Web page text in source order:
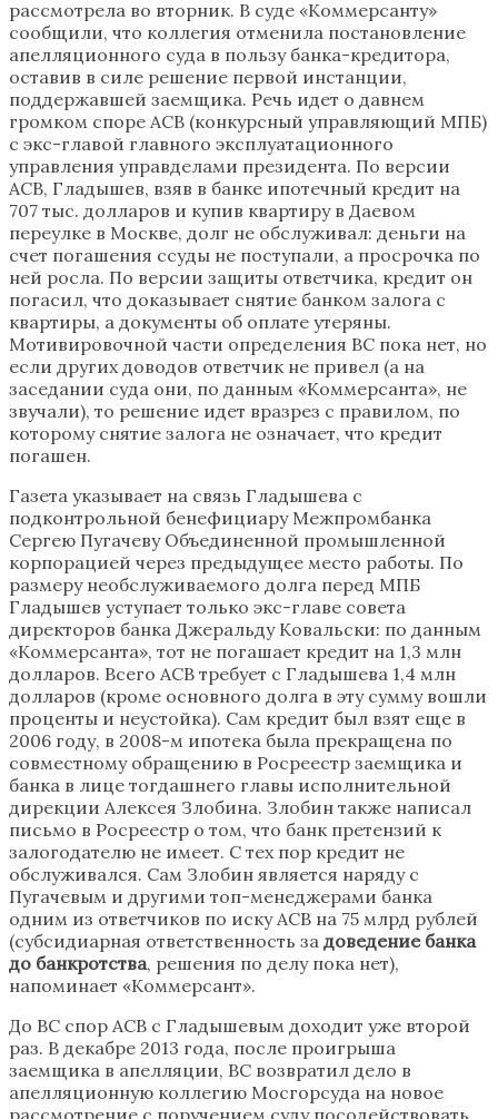
рассмотрела во вторник. В суде «Коммерсанту»
сообщили, что коллегия отменила постановление
апелляционного суда в пользу банка-кредитора,
оставив в силе решение первой инстанции,
поддержавшей заемщика. Речь идет о давнем
громком споре АСВ (конкурсный управляющий МПБ)
с экс-главой главного эксплуатационного
управления управделами президента. По версии
АСВ, Гладышев, взяв в банке ипотечный кредит на
707 тыс. долларов и купив квартиру в Даевом
переулке в Москве, долг не обслуживал: деньги на
счет погашения ссуды не поступали, а просрочка по
ней росла. По версии защиты ответчика, кредит он
погасил, что доказывает снятие банком залога с
квартиры, а документы об оплате утеряны.
Мотивировочной части определения ВС пока нет, но
если других доводов ответчик не привел (а на
заседании суда они, по данным «Коммерсанта», не
звучали), то решение идет вразрез с правилом, по
которому снятие залога не означает, что кредит
погашен.
Газета указывает на связь Гладышева с
подконтрольной бенефициару Межпромбанка
Сергею Пугачеву Объединенной промышленной
корпорацией через предыдущее место работы. По
размеру необслуживаемого долга перед МПБ
Гладышев уступает только экс-главе совета
директоров банка Джеральду Ковальски: по данным
«Коммерсанта», тот не погашает кредит на 1,3 млн
долларов. Всего АСВ требует с Гладышева 1,4 млн
долларов (кроме основного долга в эту сумму вошли
проценты и неустойка). Сам кредит был взят еще в
2006 году, в 2008-м ипотека была прекращена по
совместному обращению в Росреестр заемщика и
банка в лице тогдашнего главы исполнительной
дирекции Алексея Злобина. Злобин также написал
письмо в Росреестр о том, что банк претензий к
залогодателю не имеет. С тех пор кредит не
обслуживался. Сам Злобин является наряду с
Пугачевым и другими топ-менеджерами банка
одним из ответчиков по иску АСВ на 75 млрд рублей
(субсидиарная ответственность за доведение банка
до банкротства, решения по делу пока нет),
напоминает «Коммерсант».
До ВС спор АСВ с Гладышевым доходит уже второй
раз. В декабре 2013 года, после проигрыша
заемщика в апелляции, ВС возвратил дело в
апелляционную коллегию Мосгорсуда на новое
рассмотрение с поручением суду посодействовать